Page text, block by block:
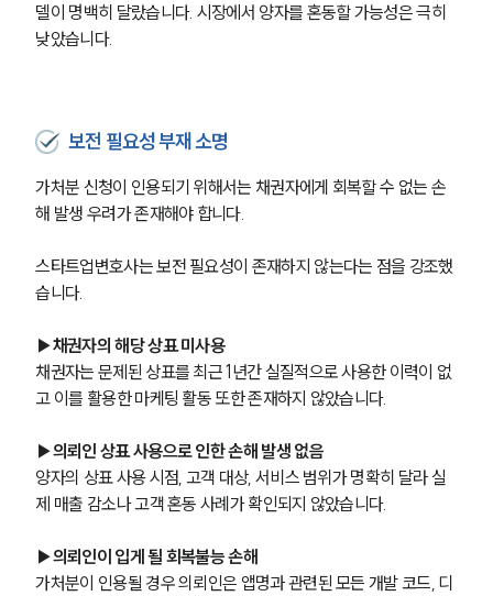
델이 명백히 달랐습니다. 시장에서 양자를 혼동할 가능성은 극히
낮았습니다.
보전 필요성 부재 소명
가처분 신청이 인용되기 위해서는 채권자에게 회복할 수 없는 손
해 발생 우려가 존재해야 합니다.
스타트업변호사는 보전 필요성이 존재하지 않는다는 점을 강조했
습니다.
▶채권자의 해당 상표 미사용
채권자는 문제된 상표를 최근 1년간 실질적으로 사용한 이력이 없
고 이를 활용한 마케팅 활동 또한 존재하지 않았습니다.
▶의뢰인 상표 사용으로 인한 손해 발생 없음
양자의 상표 사용 시점, 고객 대상, 서비스 범위가 명확히 달라 실
제 매출 감소나 고객 혼동 사례가 확인되지 않았습니다.
▶의뢰인이 입게 될 회복불능 손해
가처분이 인용될 경우 의뢰인은 앱명과 관련된 모든 개발 코드, 디